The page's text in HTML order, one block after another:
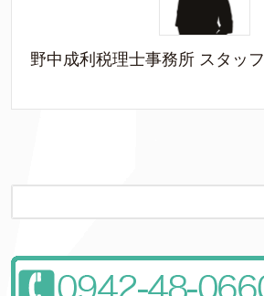
野中成利税理士事務所 スタッフ